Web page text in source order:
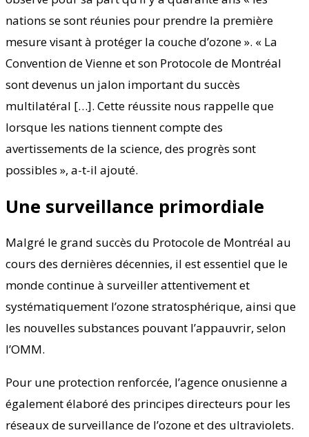
nations se sont réunies pour prendre la première
mesure visant à protéger la couche d’ozone ». « La
Convention de Vienne et son Protocole de Montréal
sont devenus un jalon important du succès
multilatéral […]. Cette réussite nous rappelle que
lorsque les nations tiennent compte des
avertissements de la science, des progrès sont
possibles », a-t-il ajouté.
Une surveillance primordiale
Malgré le grand succès du Protocole de Montréal au
cours des dernières décennies, il est essentiel que le
monde continue à surveiller attentivement et
systématiquement l’ozone stratosphérique, ainsi que
les nouvelles substances pouvant l’appauvrir, selon
l’OMM.
Pour une protection renforcée, l’agence onusienne a
également élaboré des principes directeurs pour les
réseaux de surveillance de l’ozone et des ultraviolets.